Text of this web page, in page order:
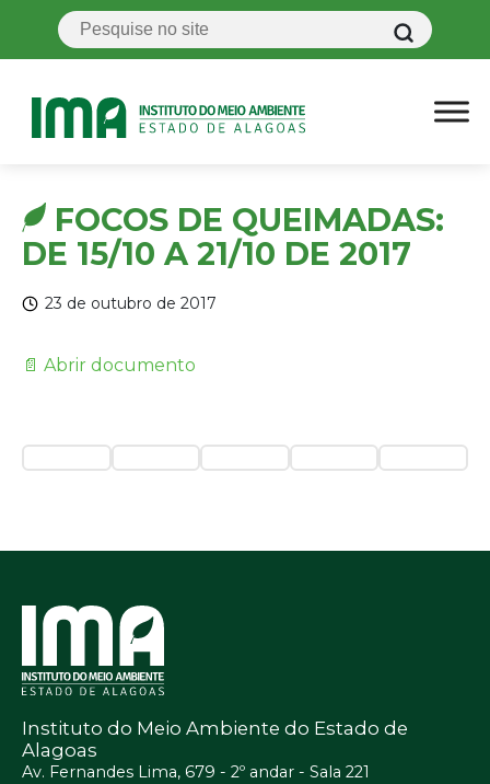
FOCOS DE QUEIMADAS:
DE 15/10 A 21/10 DE 2017
23 de outubro de 2017
📄 Abrir documento
Instituto do Meio Ambiente do Estado de
Alagoas
Av. Fernandes Lima, 679 - 2º andar - Sala 221